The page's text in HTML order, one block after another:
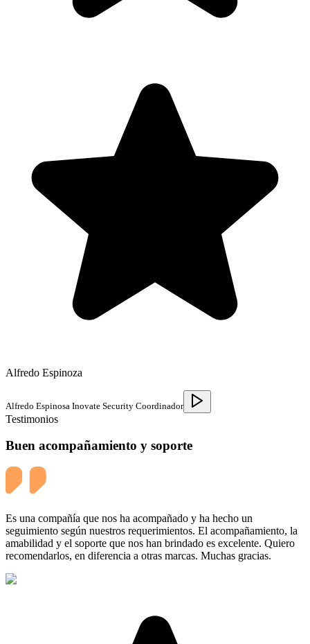
Alfredo Espinoza
Alfredo Espinosa Inovate Security Coordinador
Testimonios
Buen acompañamiento y soporte
Es una compañía que nos ha acompañado y ha hecho un
seguimiento según nuestros requerimientos. El acompañamiento, la
amabilidad y el soporte que nos han brindado es excelente. Quiero
recomendarlos, en diferencia a otras marcas. Muchas gracias.